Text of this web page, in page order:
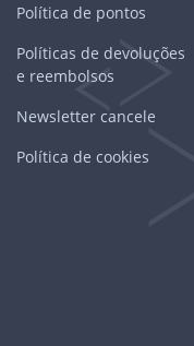
Política de pontos
Políticas de devoluções
e reembolsos
Newsletter cancele
Política de cookies